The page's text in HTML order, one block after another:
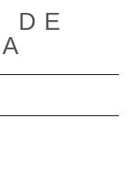
DE
de navegación